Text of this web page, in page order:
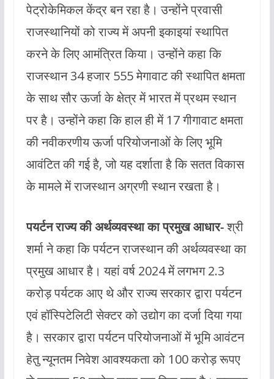
पेट्रोकेमिकल केंद्र बन रहा है। उन्होंने प्रवासी
राजस्थानियों को राज्य में अपनी इकाइयां स्थापित
करने के लिए आमंत्रित किया। उन्होंने कहा कि
राजस्थान 34 हजार 555 मेगावाट की स्थापित क्षमता
के साथ सौर ऊर्जा के क्षेत्र में भारत में प्रथम स्थान
पर है। उन्होंने कहा कि हाल ही में 17 गीगावाट क्षमता
की नवीकरणीय ऊर्जा परियोजनाओं के लिए भूमि
आवंटित की गई है, जो यह दर्शाता है कि सतत विकास
के मामले में राजस्थान अग्रणी स्थान रखता है।
पयर्टन राज्य की अर्थव्यवस्था का प्रमुख आधार-श्री
शर्मा ने कहा कि पर्यटन राजस्थान की अर्थव्यवस्था का
प्रमुख आधार है। यहां वर्ष 2024 में लगभग 2.3
करोड़ पर्यटक आए थे और राज्य सरकार द्वारा पर्यटन
एवं हॉस्पिटेलिटी सेक्टर को उद्योग का दर्जा दिया गया
है। सरकार द्वारा पर्यटन परियोजनाओं में भूमि आवंटन
हेतु न्यूनतम निवेश आवश्यकता को 100 करोड़ रूपए